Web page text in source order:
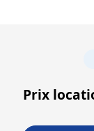
Prix